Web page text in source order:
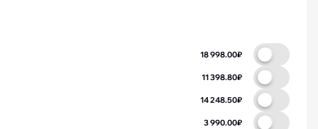
18 998.00₽
11 398.80₽
14 248.50₽
3 990.00₽